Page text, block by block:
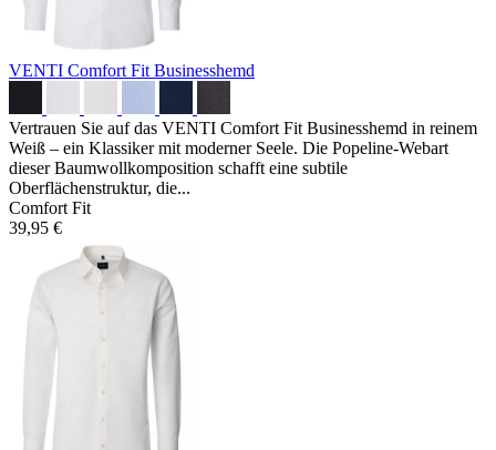
VENTI Comfort Fit Businesshemd
Vertrauen Sie auf das VENTI Comfort Fit Businesshemd in reinem
Weiß – ein Klassiker mit moderner Seele. Die Popeline-Webart
dieser Baumwollkomposition schafft eine subtile
Oberflächenstruktur, die...
Comfort Fit
39,95 €